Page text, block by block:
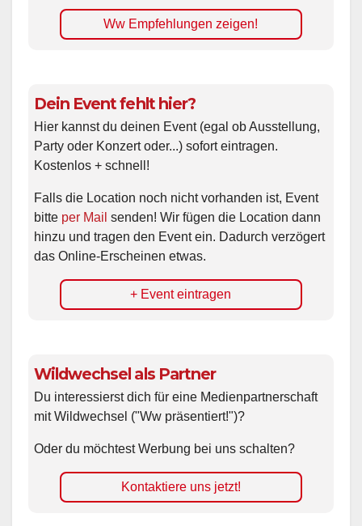
Ww Empfehlungen zeigen!
Dein Event fehlt hier?
Hier kannst du deinen Event (egal ob Ausstellung,
Party oder Konzert oder...) sofort eintragen.
Kostenlos + schnell!
Falls die Location noch nicht vorhanden ist, Event
bitte per Mail senden! Wir fügen die Location dann
hinzu und tragen den Event ein. Dadurch verzögert
das Online-Erscheinen etwas.
+ Event eintragen
Wildwechsel als Partner
Du interessierst dich für eine Medienpartnerschaft
mit Wildwechsel ("Ww präsentiert!")?
Oder du möchtest Werbung bei uns schalten?
Kontaktiere uns jetzt!